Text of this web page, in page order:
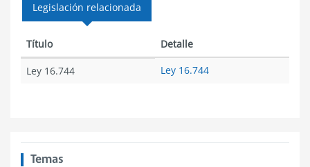
Legislación relacionada
Título Detalle
Ley 16.744 Ley 16.744
Temas